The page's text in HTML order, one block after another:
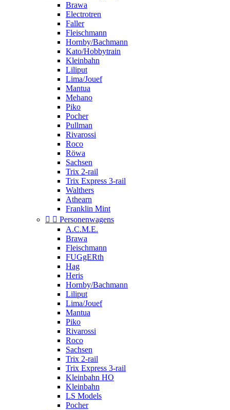
Brawa
Electrotren
Faller
Fleischmann
Hornby/Bachmann
Kato/Hobbytrain
Kleinbahn
Liliput
Lima/Jouef
Mantua
Mehano
Piko
Pocher
Pullman
Rivarossi
Roco
Röwa
Sachsen
Trix 2-rail
Trix Express 3-rail
Walthers
Athearn
Franklin Mint
  Personenwagens
A.C.M.E.
Brawa
Fleischmann
FUGgERth
Hag
Heris
Hornby/Bachmann
Liliput
Lima/Jouef
Mantua
Piko
Rivarossi
Roco
Sachsen
Trix 2-rail
Trix Express 3-rail
Kleinbahn HO
Kleinbahn
LS Models
Pocher